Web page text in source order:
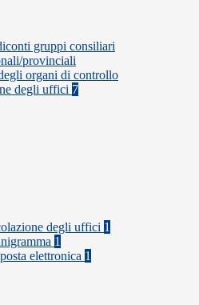
gruppi consiliari
provinciali
organi di controllo
degli uffici 7
degli uffici 1
1
elettronica 1